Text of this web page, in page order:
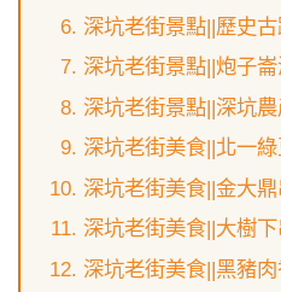
深坑老街景點||歷史
深坑老街景點||炮子
深坑老街景點||深坑
深坑老街美食||北一
深坑老街美食||金大
深坑老街美食||大樹
深坑老街美食||黑豬